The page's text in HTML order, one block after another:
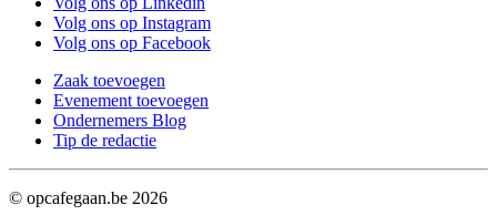
Volg ons op Instagram
Volg ons op Facebook
Zaak toevoegen
Evenement toevoegen
Ondernemers Blog
Tip de redactie
© opcafegaan.be 2026